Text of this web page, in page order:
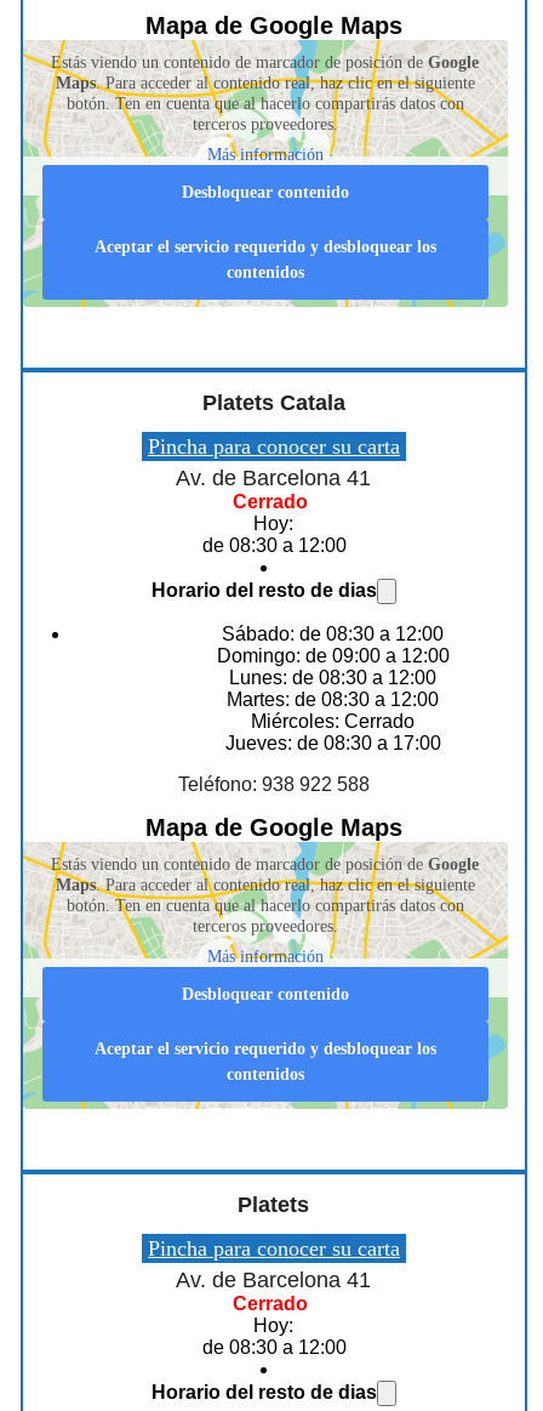
Mapa de Google Maps
Estás viendo un contenido de marcador de posición deGoogle
Maps. Para acceder al contenido real, haz clic en el siguiente
botón. Ten en cuenta que al hacerlo compartirás datos con
terceros proveedores.
Más información
Desbloquear contenido
Aceptar el servicio requerido y desbloquear los
contenidos
Platets Catala
Pincha para conocer su carta
Av. de Barcelona 41
Cerrado
Hoy:
de 08:30 a 12:00
Horario del resto de dias
Sábado: de 08:30 a 12:00
Domingo: de 09:00 a 12:00
Lunes: de 08:30 a 12:00
Martes: de 08:30 a 12:00
Miércoles: Cerrado
Jueves: de 08:30 a 17:00
Teléfono: 938 922 588
Mapa de Google Maps
Estás viendo un contenido de marcador de posición deGoogle
Maps. Para acceder al contenido real, haz clic en el siguiente
botón. Ten en cuenta que al hacerlo compartirás datos con
terceros proveedores.
Más información
Desbloquear contenido
Aceptar el servicio requerido y desbloquear los
contenidos
Platets
Pincha para conocer su carta
Av. de Barcelona 41
Cerrado
Hoy:
de 08:30 a 12:00
Horario del resto de dias